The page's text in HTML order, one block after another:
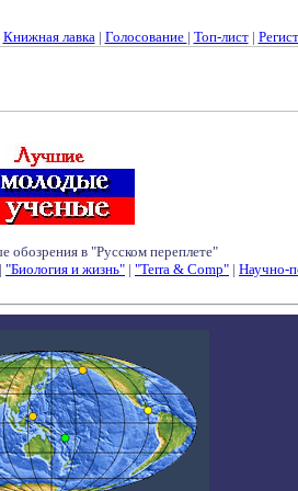
Книжная лавка| Голосование | Топ-лист|
обозрения в "Русском переплете"
| "Биология и жизнь" | "Terra & Comp" | Научно-